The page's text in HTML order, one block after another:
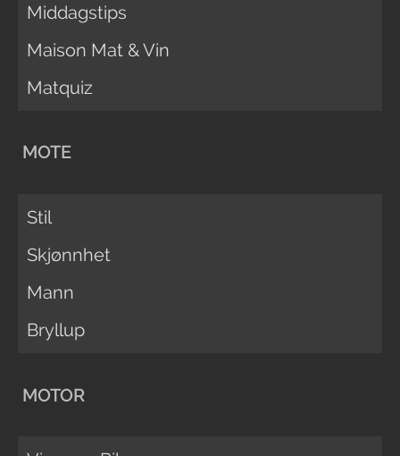
Middagstips
Maison Mat & Vin
Matquiz
MOTE
Stil
Skjønnhet
Mann
Bryllup
MOTOR